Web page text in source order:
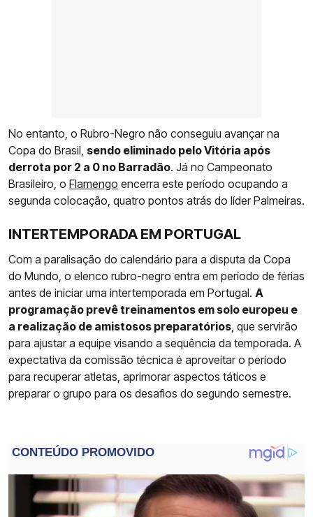
No entanto, o Rubro-Negro não conseguiu avançar na
Copa do Brasil, sendo eliminado pelo Vitória após
derrota por 2 a 0 no Barradão. Já no Campeonato
Brasileiro, o Flamengo encerra este período ocupando a
segunda colocação, quatro pontos atrás do líder Palmeiras.
INTERTEMPORADA EM PORTUGAL
Com a paralisação do calendário para a disputa da Copa
do Mundo, o elenco rubro-negro entra em período de férias
antes de iniciar uma intertemporada em Portugal. A
programação prevê treinamentos em solo europeu e
a realização de amistosos preparatórios , que servirão
para ajustar a equipe visando a sequência da temporada. A
expectativa da comissão técnica é aproveitar o período
para recuperar atletas, aprimorar aspectos táticos e
preparar o grupo para os desafios do segundo semestre.